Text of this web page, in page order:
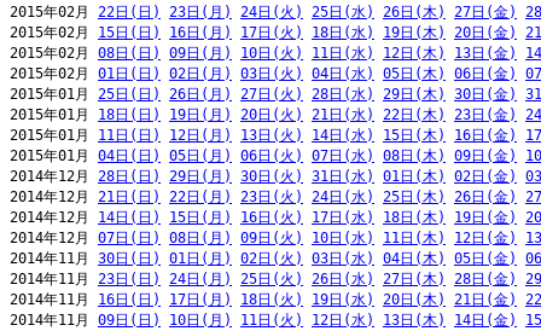
2015年02月 22日(日) 23日(月) 24日(火) 25日(水) 26日(木) 27日(金)
2015年02月 15日(日) 16日(月) 17日(火) 18日(水) 19日(木) 20日(金)
2015年02月 08日(日) 09日(月) 10日(火) 11日(水) 12日(木) 13日(金)
2015年02月 01日(日) 02日(月) 03日(火) 04日(水) 05日(木) 06日(金)
2015年01月 25日(日) 26日(月) 27日(火) 28日(水) 29日(木) 30日(金)
2015年01月 18日(日) 19日(月) 20日(火) 21日(水) 22日(木) 23日(金)
2015年01月 11日(日) 12日(月) 13日(火) 14日(水) 15日(木) 16日(金)
2015年01月 04日(日) 05日(月) 06日(火) 07日(水) 08日(木) 09日(金)
2014年12月 28日(日) 29日(月) 30日(火) 31日(水) 01日(木) 02日(金)
2014年12月 21日(日) 22日(月) 23日(火) 24日(水) 25日(木) 26日(金)
2014年12月 14日(日) 15日(月) 16日(火) 17日(水) 18日(木) 19日(金)
2014年12月 07日(日) 08日(月) 09日(火) 10日(水) 11日(木) 12日(金)
2014年11月 30日(日) 01日(月) 02日(火) 03日(水) 04日(木) 05日(金)
2014年11月 23日(日) 24日(月) 25日(火) 26日(水) 27日(木) 28日(金)
2014年11月 16日(日) 17日(月) 18日(火) 19日(水) 20日(木) 21日(金)
2014年11月 09日(日) 10日(月) 11日(火) 12日(水) 13日(木) 14日(金)